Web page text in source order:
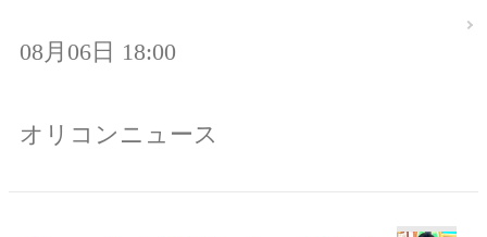
08月06日 18:00
オリコンニュース